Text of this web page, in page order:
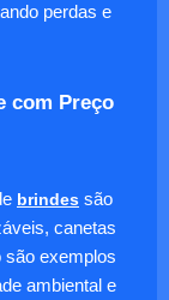
perdas e
com Preço
brindes são
canetas
são exemplos
ambiental e